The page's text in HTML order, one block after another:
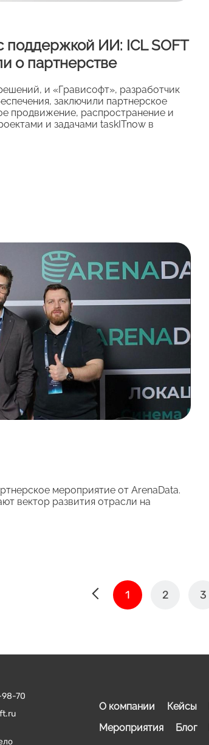
поддержкой ИИ: ICL SOFT
о партнерстве
и «Грависофт», разработчик
заключили партнерское
продвижение, распространение и
и задачами taskITnow в
мероприятие от ArenaData.
вектор развития отрасли на
1 2 3
70
О компании Кейсы
Мероприятия
Блог